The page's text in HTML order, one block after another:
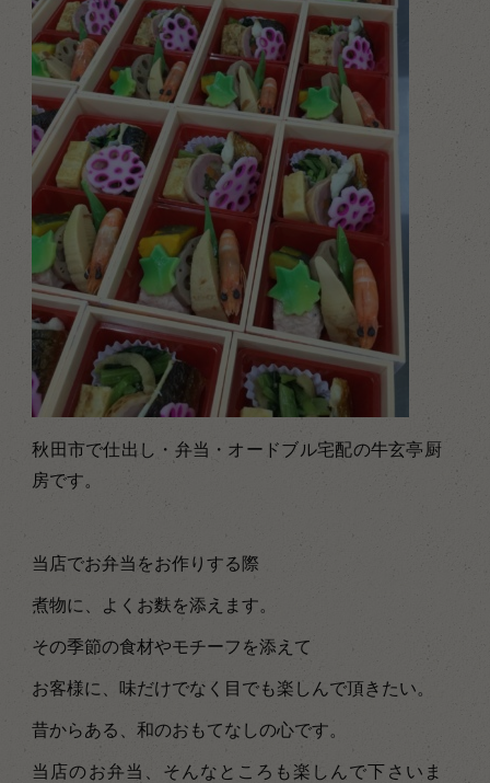
秋田市で仕出し・弁当・オードブル宅配の牛玄亭厨
房です。
当店でお弁当をお作りする際
煮物に、よくお麩を添えます。
その季節の食材やモチーフを添えて
お客様に、味だけでなく目でも楽しんで頂きたい。
昔からある、和のおもてなしの心です。
当店のお弁当、そんなところも楽しんで下さいま